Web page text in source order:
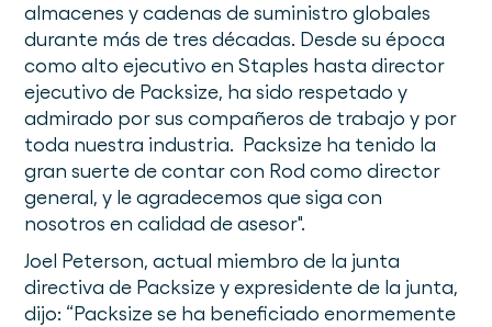
almacenes y cadenas de suministro globales
durante más de tres décadas. Desde su época
como alto ejecutivo en Staples hasta director
ejecutivo de Packsize, ha sido respetado y
admirado por sus compañeros de trabajo y por
toda nuestra industria. Packsize ha tenido la
gran suerte de contar con Rod como director
general, y le agradecemos que siga con
nosotros en calidad de asesor".
Joel Peterson, actual miembro de la junta
directiva de Packsize y expresidente de la junta,
dijo: “Packsize se ha beneficiado enormemente